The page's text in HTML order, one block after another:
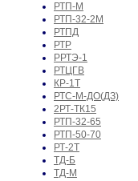
РТП-М
РТП-32-2М
РТПД
РТР
РРТЭ-1
РТЦГВ
КР-1Т
РТС-М-ДО(ДЗ)
2РТ-ТК15
РТП-32-65
РТП-50-70
РТ-2Т
ТД-Б
ТД-М